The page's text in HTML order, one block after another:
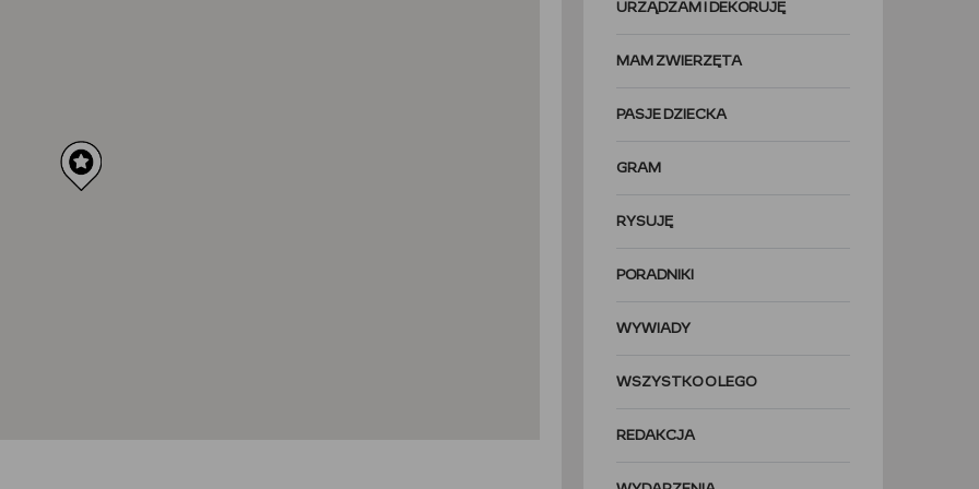
URZĄDZAM I DEKORUJĘ
MAM ZWIERZĘTA
PASJE DZIECKA
GRAM
RYSUJĘ
PORADNIKI
WYWIADY
WSZYSTKO O LEGO
REDAKCJA